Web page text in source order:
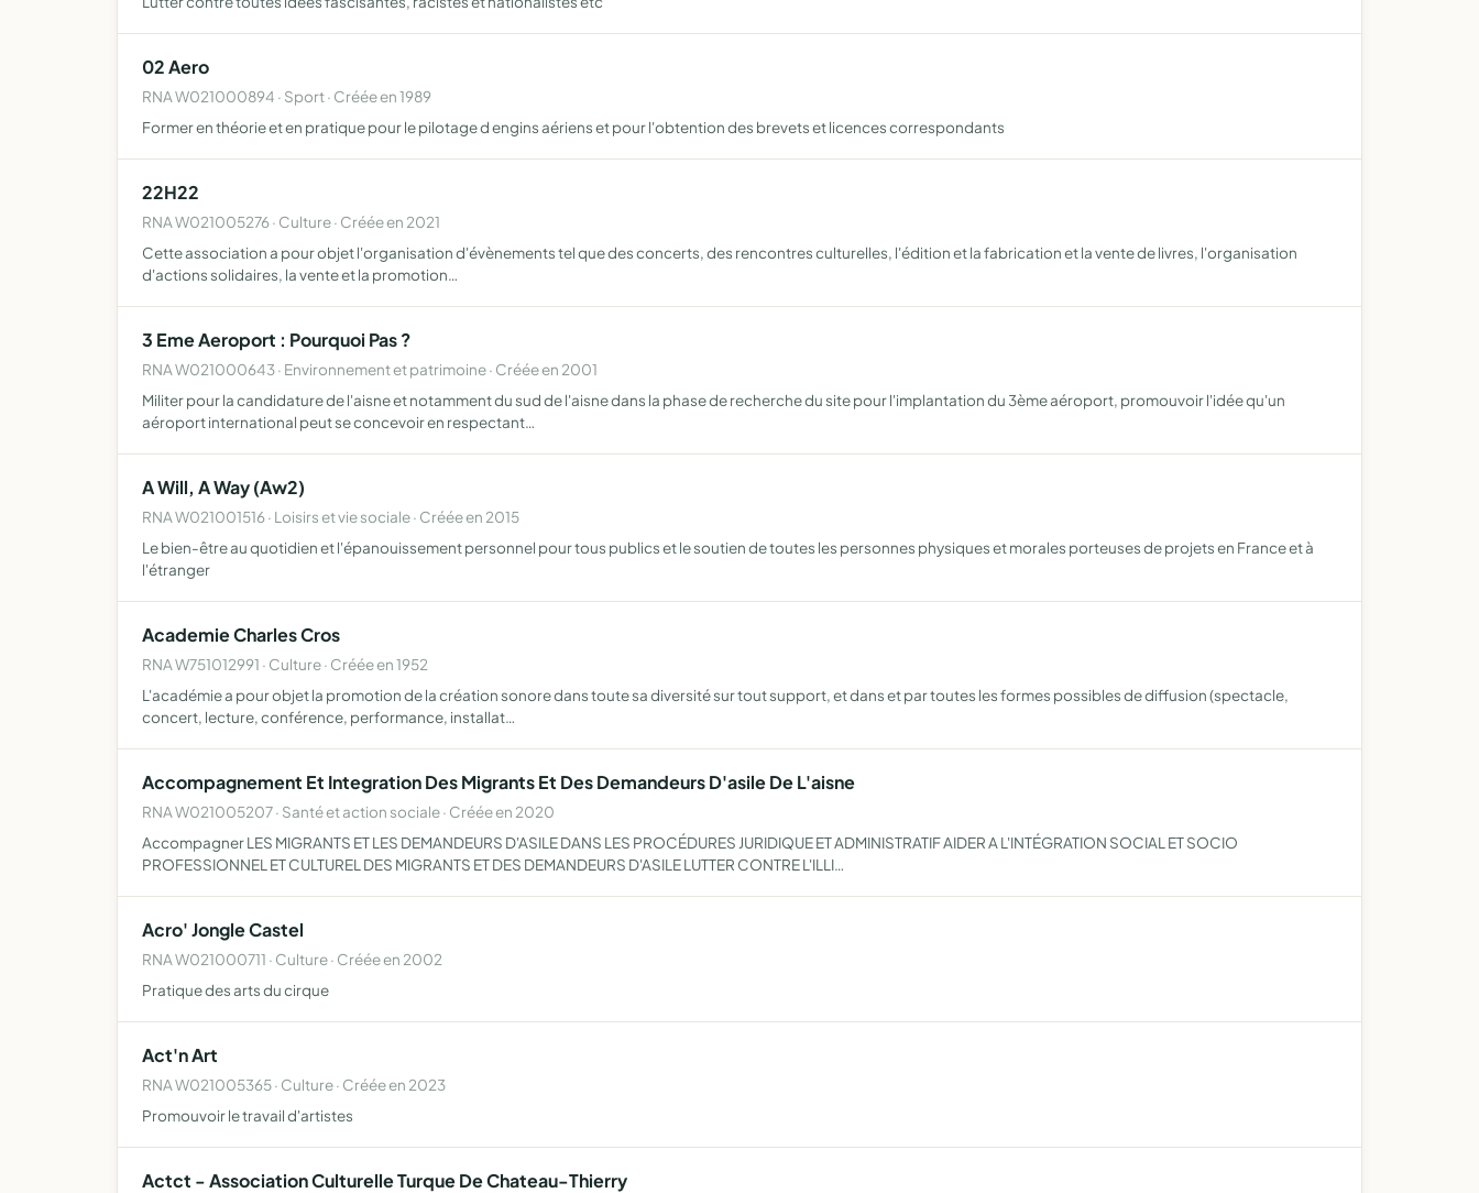
02 Aero
RNA W021000894 · Sport · Créée en 1989
Former en théorie et en pratique pour le pilotage d engins aériens et pour l'obtention des brevets et licences correspondants
22H22
RNA W021005276 · Culture · Créée en 2021
Cette association a pour objet l'organisation d'évènements tel que des concerts, des rencontres culturelles, l'édition et la fabrication et la vente de livres, l'organisation
d'actions solidaires, la vente et la promotion…
3 Eme Aeroport : Pourquoi Pas ?
RNA W021000643 · Environnement et patrimoine · Créée en 2001
Militer pour la candidature de l'aisne et notamment du sud de l'aisne dans la phase de recherche du site pour l'implantation du 3ème aéroport, promouvoir l'idée qu'un
aéroport international peut se concevoir en respectant…
A Will, A Way (Aw2)
RNA W021001516 · Loisirs et vie sociale · Créée en 2015
Le bien-être au quotidien et l'épanouissement personnel pour tous publics et le soutien de toutes les personnes physiques et morales porteuses de projets en France et à
l'étranger
Academie Charles Cros
RNA W751012991 · Culture · Créée en 1952
L'académie a pour objet la promotion de la création sonore dans toute sa diversité sur tout support, et dans et par toutes les formes possibles de diffusion (spectacle,
concert, lecture, conférence, performance, installat…
Accompagnement Et Integration Des Migrants Et Des Demandeurs D'asile De L'aisne
RNA W021005207 · Santé et action sociale · Créée en 2020
Accompagner LES MIGRANTS ET LES DEMANDEURS D'ASILE DANS LES PROCÉDURES JURIDIQUE ET ADMINISTRATIF AIDER A L'INTÉGRATION SOCIAL ET SOCIO
PROFESSIONNEL ET CULTUREL DES MIGRANTS ET DES DEMANDEURS D'ASILE LUTTER CONTRE L'ILLI…
Acro' Jongle Castel
RNA W021000711 · Culture · Créée en 2002
Pratique des arts du cirque
Act'n Art
RNA W021005365 · Culture · Créée en 2023
Promouvoir le travail d'artistes
Actct - Association Culturelle Turque De Chateau-Thierry